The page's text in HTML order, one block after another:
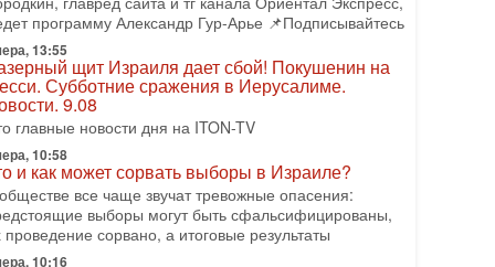
телеканала ITON-TV Григорий Тамар, офицер
в отставке, писатель, журналист, военный
Ведет программу Александр Гур-Арье.
2026, 15:23
задыхается. КСИР готовит удар! Россия
последних союзников. Путин - псих!
эфире ITON-TV доктор Эльдар Намазов , историк,
в прошлом – помощник Президента
Гейдара Алиева . Ведет программу
2026, 11:09
в Израиле в опасности?! ШАБАК
программу Александр Гур-Арье 📌Подписывайтесь
13:55
щит Израиля дает сбой! Покушенин на
Субботние сражения в Иерусалиме.
9.08
главные новости дня на ITON-TV
10:58
и как может сорвать выборы в Израиле?
все чаще звучат тревожные опасения:
выборы могут быть сфальсифицированы,
проведение сорвано, а итоговые результаты
10:16